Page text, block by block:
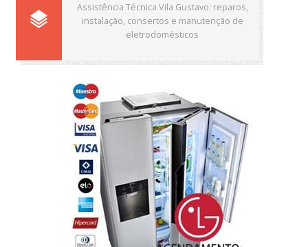
Assistência Técnica Vila Gustavo: reparos,
instalação, consertos e manutenção de
eletrodomésticos